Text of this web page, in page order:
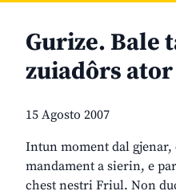
Gurize. Bale
zuiadôrs ator
15 Agosto 2007
Intun moment dal
mandament a sierin, e
chest nestri Friul. Non